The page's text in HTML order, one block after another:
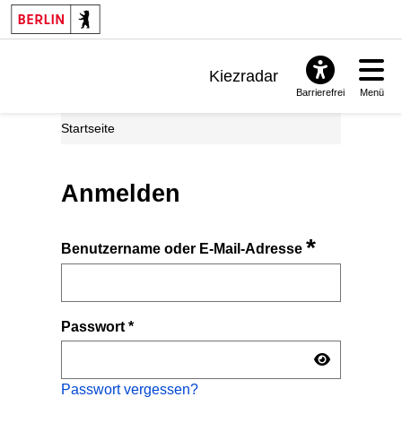
Kiezradar
Barrierefrei Menü
Startseite
Anmelden
Benutzername oder E-Mail-Adresse*
Passwort*
Passwort vergessen?